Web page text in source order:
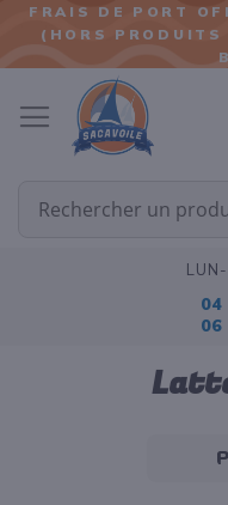
FRAIS DE PORT
(HORS PRODUITS
04
06